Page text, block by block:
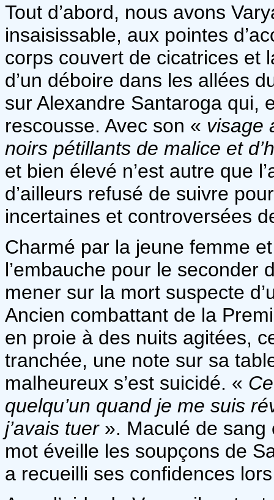
Tout d’abord, nous avons
insaisissable, aux pointes
corps couvert de cicatrices et
d’un déboire dans les allées
sur Alexandre Santaroga qui,
rescousse. Avec son « visage
noirs pétillants de malice et
et bien élevé n’est autre que
d’ailleurs refusé de suivre
incertaines et controversées
Charmé par la jeune femme
l’embauche pour le seconder
mener sur la mort suspecte
Ancien combattant de la
en proie à des nuits agitées,
tranchée, une note sur sa
malheureux s’est suicidé. «
quelqu’un quand je me suis
j’avais tuer ». Maculé de sang
mot éveille les soupçons de
a recueilli ses confidences